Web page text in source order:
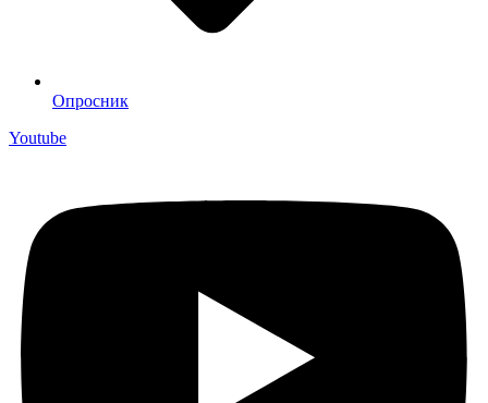
Опросник
Youtube